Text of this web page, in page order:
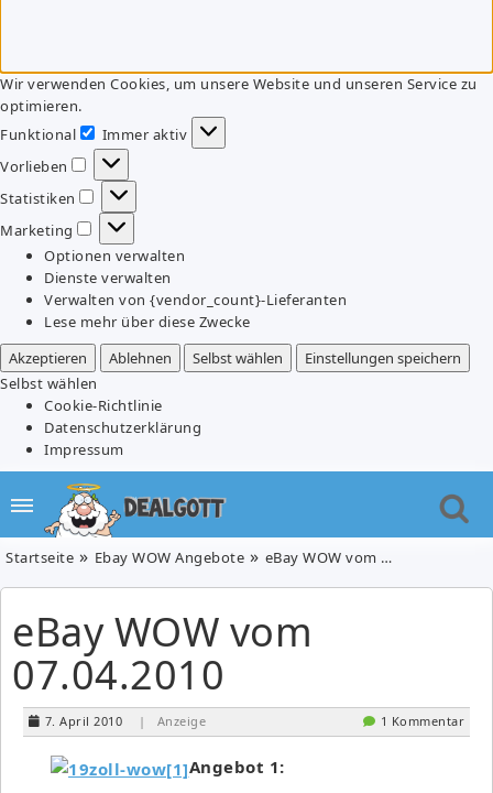
Wir verwenden Cookies, um unsere Website und unseren Service zu
optimieren.
Funktional
Funktional
Immer aktiv
Vorlieben
Vorlieben
Statistiken
Statistiken
Marketing
Marketing
Optionen verwalten
Dienste verwalten
Verwalten von {vendor_count}-Lieferanten
Lese mehr über diese Zwecke
Akzeptieren
Ablehnen Selbst wählen
Einstellungen speichern
Selbst wählen
Cookie-Richtlinie
Datenschutzerklärung
Impressum
Startseite Ebay WOW Angebote eBay WOW vom 07.04.2010
eBay WOW vom
07.04.2010
7. April 2010 | Anzeige 1 Kommentar
Angebot 1: